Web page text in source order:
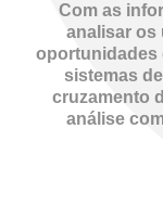
Com as
analisar os
oportunidades
sistemas
cruzamento
análise